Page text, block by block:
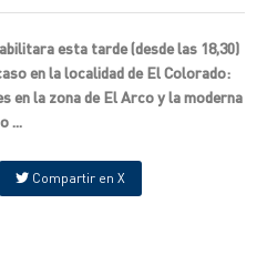
esta tarde (desde las 18,30)
en la localidad de El Colorado:
en la zona de El Arco y la moderna
...
Compartir en X